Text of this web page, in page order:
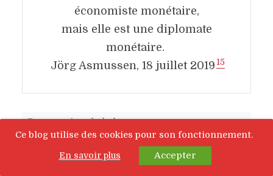
économiste monétaire,
mais elle est une diplomate
monétaire.
Jörg Asmussen, 18 juillet 2019 15
Progression de la lecture
Ce blog utilise des cookies pour son fonctionnement.
En savoir plus Accepter